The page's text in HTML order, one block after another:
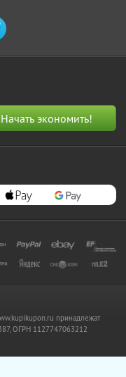
принадлежат
ОГРН 1127747063212